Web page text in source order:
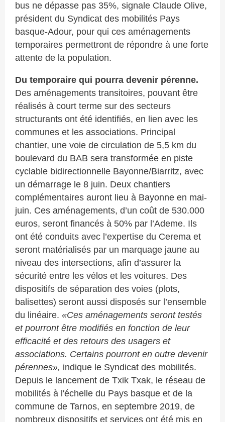
bus ne dépasse pas 35%, signale Claude Olive,
président du Syndicat des mobilités Pays
basque-Adour, pour qui ces aménagements
temporaires permettront de répondre à une forte
attente de la population.
Du temporaire qui pourra devenir pérenne.
Des aménagements transitoires, pouvant être
réalisés à court terme sur des secteurs
structurants ont été identifiés, en lien avec les
communes et les associations. Principal
chantier, une voie de circulation de 5,5 km du
boulevard du BAB sera transformée en piste
cyclable bidirectionnelle Bayonne/Biarritz, avec
un démarrage le 8 juin. Deux chantiers
complémentaires auront lieu à Bayonne en mai-
juin. Ces aménagements, d’un coût de 530.000
euros, seront financés à 50% par l’Ademe. Ils
ont été conduits avec l’expertise du Cerema et
seront matérialisés par un marquage jaune au
niveau des intersections, afin d’assurer la
sécurité entre les vélos et les voitures. Des
dispositifs de séparation des voies (plots,
balisettes) seront aussi disposés sur l’ensemble
du linéaire. «Ces aménagements seront testés
et pourront être modifiés en fonction de leur
efficacité et des retours des usagers et
associations. Certains pourront en outre devenir
pérennes», indique le Syndicat des mobilités.
Depuis le lancement de Txik Txak, le réseau de
mobilités à l'échelle du Pays basque et de la
commune de Tarnos, en septembre 2019, de
nombreux dispositifs et services ont été mis en